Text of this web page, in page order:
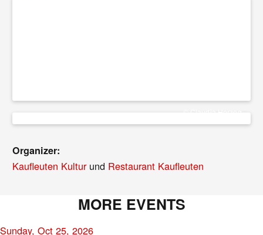
Organizer:
Kaufleuten Kulturund Restaurant Kaufleuten
MORE EVENTS
Sunday, Oct 25, 2026